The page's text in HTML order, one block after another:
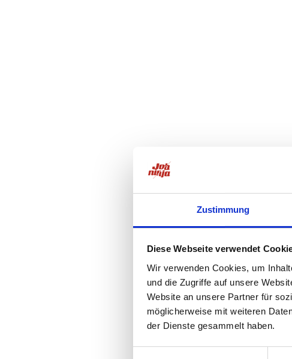
Zustimmung
Diese Webseite verwendet
Wir verwenden Cookies, um
und die Zugriffe auf unsere
Website an unsere Partner für
möglicherweise mit weiteren
der Dienste gesammelt haben.
Application error: aclient-side